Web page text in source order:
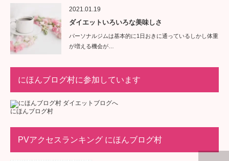
2021.01.19
ダイエットいろいろな美味しさ
パーソナルジムは基本的に1日おきに通っているしかし体重
が増える機会が…
にほんブログ村に参加しています
にほんブログ村
PVアクセスランキング にほんブログ村